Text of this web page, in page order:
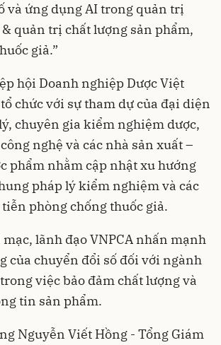
và ứng dụng AI trong quản trị
quản trị chất lượng sản phẩm,
giả.”
hội Doanh nghiệp Dược Việt
chức với sự tham dự của đại diện
chuyên gia kiểm nghiệm dược,
nghệ và các nhà sản xuất –
phẩm nhằm cập nhật xu hướng
pháp lý kiểm nghiệm và các
phòng chống thuốc giả.
lãnh đạo VNPCA nhấn mạnh
của chuyển đổi số đối với ngành
việc bảo đảm chất lượng và
tin sản phẩm.
Nguyễn Viết Hồng - Tổng Giám